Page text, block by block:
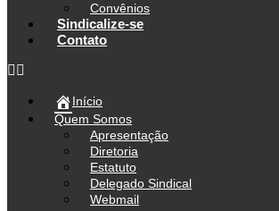
Convênios
Sindicalize-se
Contato
Início
Quem Somos
Apresentação
Diretoria
Estatuto
Delegado Sindical
Webmail